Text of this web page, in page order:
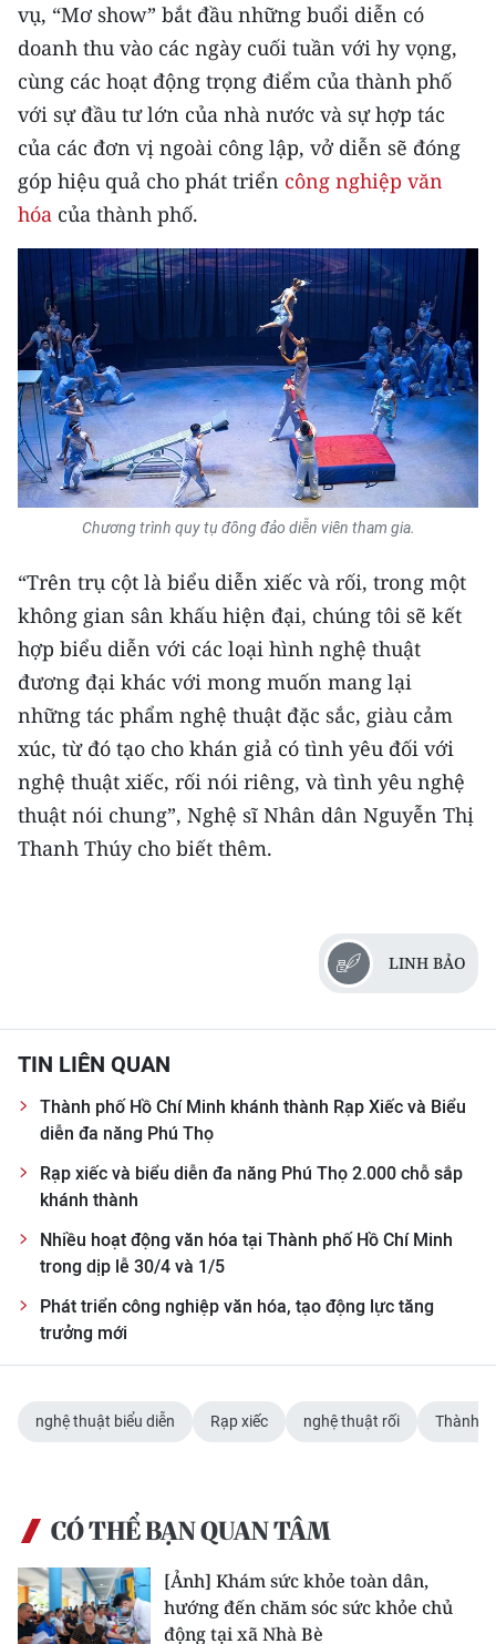
vụ, “Mơ show” bắt đầu những buổi diễn có
doanh thu vào các ngày cuối tuần với hy vọng,
cùng các hoạt động trọng điểm của thành phố
với sự đầu tư lớn của nhà nước và sự hợp tác
của các đơn vị ngoài công lập, vở diễn sẽ đóng
góp hiệu quả cho phát triển công nghiệp văn
hóa của thành phố.
Chương trình quy tụ đông đảo diễn viên tham gia.
“Trên trụ cột là biểu diễn xiếc và rối, trong một
không gian sân khấu hiện đại, chúng tôi sẽ kết
hợp biểu diễn với các loại hình nghệ thuật
đương đại khác với mong muốn mang lại
những tác phẩm nghệ thuật đặc sắc, giàu cảm
xúc, từ đó tạo cho khán giả có tình yêu đối với
nghệ thuật xiếc, rối nói riêng, và tình yêu nghệ
thuật nói chung”, Nghệ sĩ Nhân dân Nguyễn Thị
Thanh Thúy cho biết thêm.
LINH BẢO
TIN LIÊN QUAN
Thành phố Hồ Chí Minh khánh thành Rạp Xiếc và Biểu
diễn đa năng Phú Thọ
Rạp xiếc và biểu diễn đa năng Phú Thọ 2.000 chỗ sắp
khánh thành
Nhiều hoạt động văn hóa tại Thành phố Hồ Chí Minh
trong dịp lễ 30/4 và 1/5
Phát triển công nghiệp văn hóa, tạo động lực tăng
trưởng mới
nghệ thuật biểu diễn Rạp xiếc nghệ thuật rối Thành
CÓ THỂ BẠN QUAN TÂM
[Ảnh] Khám sức khỏe toàn dân,
hướng đến chăm sóc sức khỏe chủ
động tại xã Nhà Bè